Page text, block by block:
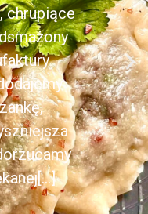
chrupiące